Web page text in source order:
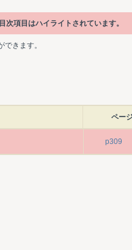
項目はハイライトされています。
きます。
ペー
p309